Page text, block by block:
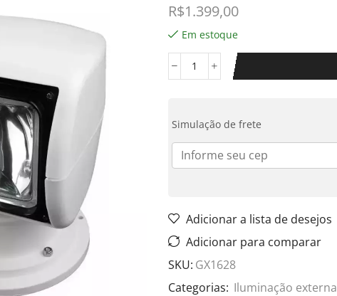
R$1.399,00
Em estoque
Simulação de frete
Adicionar a lista de desejos
Adicionar para comparar
SKU: GX1628
Categorias: Iluminação externa